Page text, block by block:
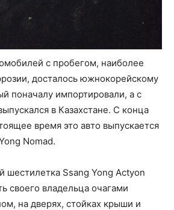
с пробегом, наиболее
досталось южнокорейскому
поначалу импортировали, а с
в Казахстане. С конца
время это авто выпускается
Nomad.
шестилетка Ssang Yong Actyon
своего владельца очагами
на дверях, стойках крыши и